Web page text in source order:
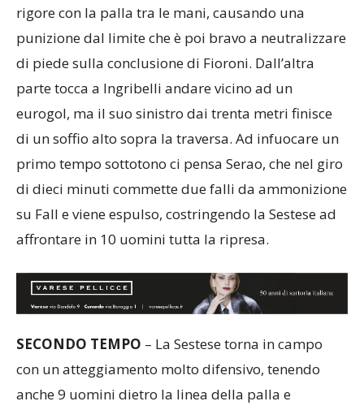
eurogol, ma il suo sinistro dai trenta metri finisce
su Fall e viene espulso, costringendo la Sestese ad
SECONDO TEMPO– La Sestese torna in campo
con un atteggiamento molto difensivo, tenendo